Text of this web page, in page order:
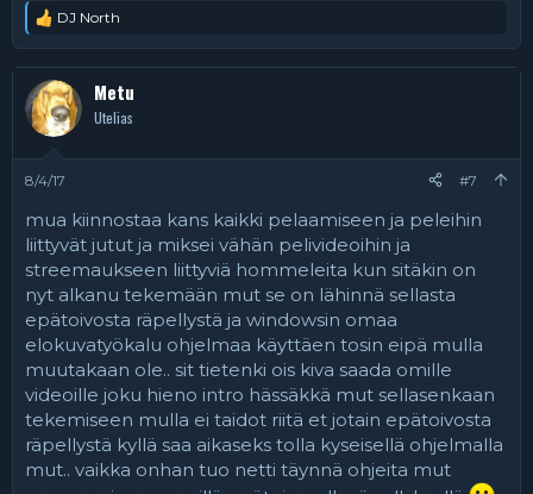
R
a
k
t
i
o
t
:
DJ North
Metu
Utelias
8/4/17 #7
mua kiinnostaa kans kaikki pelaamiseen ja peleihin
liittyvät jutut ja miksei vähän pelivideoihin ja
streemaukseen liittyviä hommeleita kun sitäkin on
nyt alkanu tekemään mut se on lähinnä sellasta
epätoivosta räpellystä ja windowsin omaa
elokuvatyökalu ohjelmaa käyttäen tosin eipä mulla
muutakaan ole.. sit tietenki ois kiva saada omille
videoille joku hieno intro hässäkkä mut sellasenkaan
tekemiseen mulla ei taidot riitä et jotain epätoivosta
räpellystä kyllä saa aikaseks tolla kyseisellä ohjelmalla
mut.. vaikka onhan tuo netti täynnä ohjeita mut